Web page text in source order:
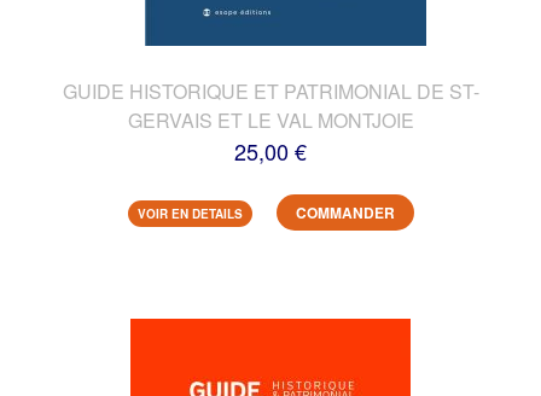
GUIDE HISTORIQUE ET PATRIMONIAL DE ST-
GERVAIS ET LE VAL MONTJOIE
25,00 €
VOIR EN DETAILS COMMANDER